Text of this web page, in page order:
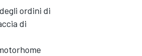
ordini di
di